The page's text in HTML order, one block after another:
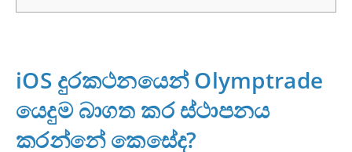
iOS දුරකථනයෙන් Olymptrade
යෙදුම බාගත කර ස්ථාපනය
කරන්නේ කෙසේද?